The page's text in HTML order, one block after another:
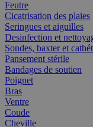
Feutre
Cicatrisation des plaies
Seringues et aiguilles
Desinfection et
Sondes, baxter et
Pansement stérile
Bandages de soutien
Poignet
Bras
Ventre
Coude
Cheville